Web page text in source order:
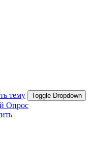
тему Toggle Dropdown
Опрос